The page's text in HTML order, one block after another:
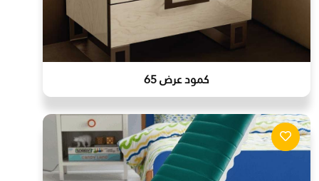
كمود عرض 65